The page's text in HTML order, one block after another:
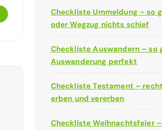
Checkliste Ummeldung – so
oder Wegzug nichts schief
Checkliste Auswandern – so
Auswanderung perfekt
Checkliste Testament –
erben und vererben
Checkliste Weihnachtsfeier